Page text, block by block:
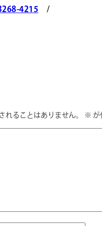
4215/
れることはありません。 ※